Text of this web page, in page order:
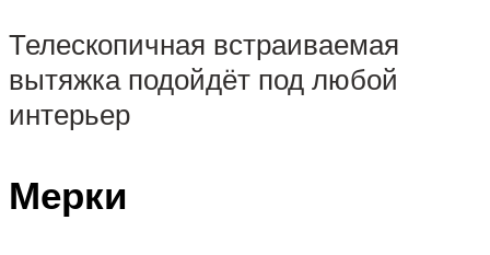
Телескопичная встраиваемая
вытяжка подойдёт под любой
интерьер
Мерки